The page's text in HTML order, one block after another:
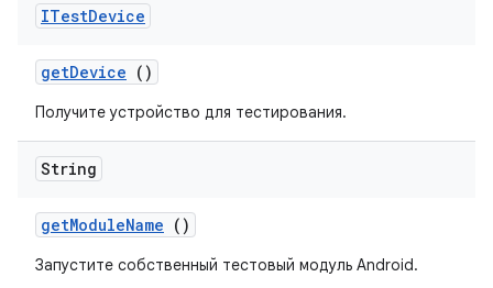
ITestDevice
getDevice ()
Получите устройство для тестирования.
String
getModuleName ()
Запустите собственный тестовый модуль Android.